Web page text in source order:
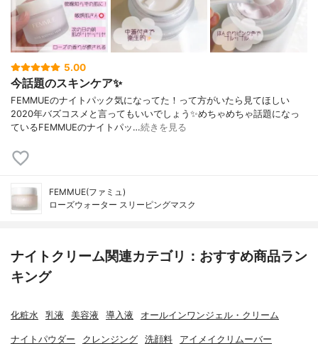
5.00
今話題のスキンケア✨
FEMMUEのナイトパック気になってた！って方がいたら見てほしい
2020年バズコスメと言ってもいいでしょう✨めちゃめちゃ話題になっ
ているFEMMUEのナイトパッ…続きを見る
FEMMUE(ファミュ)
ローズウォーター スリーピングマスク
ナイトクリーム関連カテゴリ：おすすめ商品ラン
キング
化粧水 乳液 美容液 導入液 オールインワンジェル・クリーム
ナイトパウダー クレンジング 洗顔料 アイメイクリムーバー